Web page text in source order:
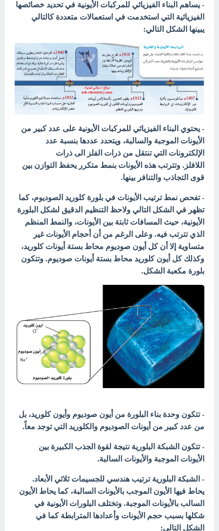
- يساهم البناء الفيزيائي للمركبات الأيونية في تحديد خصائصها
الفيزيائية التي استخدمت في استعمالات متعددة كالتالي
يبينها الشكل التالي:
- يحتوي البناء الفيزيائي للمركبات الأيونية على عدد كبير من
الأيونات الموجبة والسالبة، ويتحدد عددها بنسبة عدد
الإلكترونات التي تنتقل من ذرات الفلز الى ذرات
اللافلز. وتترتب هذه الأيونات بنمط متكرر يحفظ التوازن بين
قوى التجاذب والتنافر بينها.
- تفحص نمط ترتيب الأيونات في بلورة كلوريد الصوديوم، كما
تظهر في الشكل التالي ولاحظ التنظيم الدقيق لشكل البلورة
الأيونية، حيث المسافات ثابتة بين الأيونات، والنمط المنظم
الذي تترتب فيه. وعلى الرغم من أن أحجام الأيونات غير
متساوية إلا أن كل أيون صوديوم محاط بستة أيونات كلوريد،
وكذلك كل أيون كلوريد محاط بستة أيونات صوديوم. وتتكون
بلورة مكعبة الشكل.
- تتكون وحدة بناء البلورة من أيون صوديوم وأيون كلوريد، بل
من عدد كبير من أيونات الصوديوم والكلوريد التي توجد معاً.
- تتكون الشبكة البلورية نتيجة لقوة الجذب الكبيرة بين
الأيونات الموجبة والأيونات السالبة.
- الشبكة البلورية ترتيب هندسي للجسيمات ثلاثي الأبعاد.
يحاط فيها الأيون الموجب بالأيونات السالبة، كما يحاط الأيون
السالب بالأيونات الموجبة. وتختلف البلورات الأيونية في
شكلها بسبب حجم الأيونات وأعدادها المترابطة كما في
الشكل التالي: